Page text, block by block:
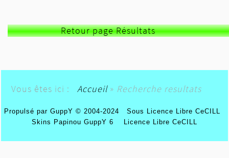
Retour page Résultats
Vous êtes ici : Accueil » Recherche resultats
Propulsé par GuppY © 2004-2024
Sous Licence Libre CeCILL
Skins Papinou GuppY 6
Licence Libre CeCILL